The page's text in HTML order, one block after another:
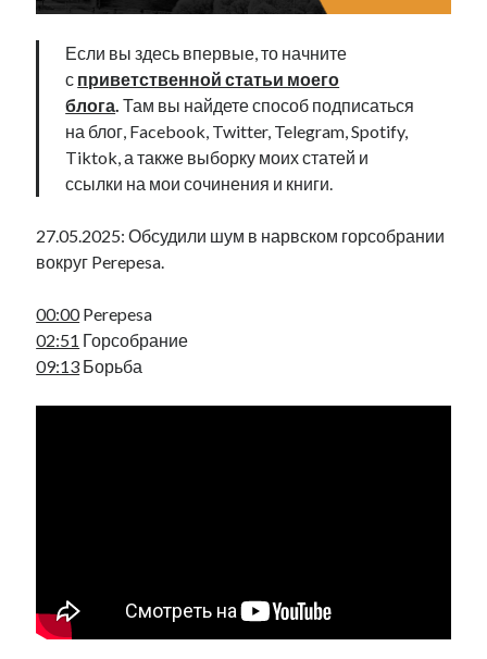
Юмор
Метки
radio narva takinada андрус ансип
ансиппиада видео
в поисках здравого смысла выборы
высказывание
евросоюз интервью
нацменьшинства образование
памятники парад клоунов
Михаил Стальнухин:
Если вы здесь впервые, то начните
с приветственной статьи моего
блога Там вы найдете способ подписаться
на блог, Facebook, Twitter, Telegram, Spotify,
Tiktok, а также выборку моих статей и
ссылки на мои сочинения и книги.
27.05.2025: Обсудили шум в нарвском горсобрании
вокруг Perepesa.
00:00Perepesa
02:51 Горсобрание
09:13 Борьба